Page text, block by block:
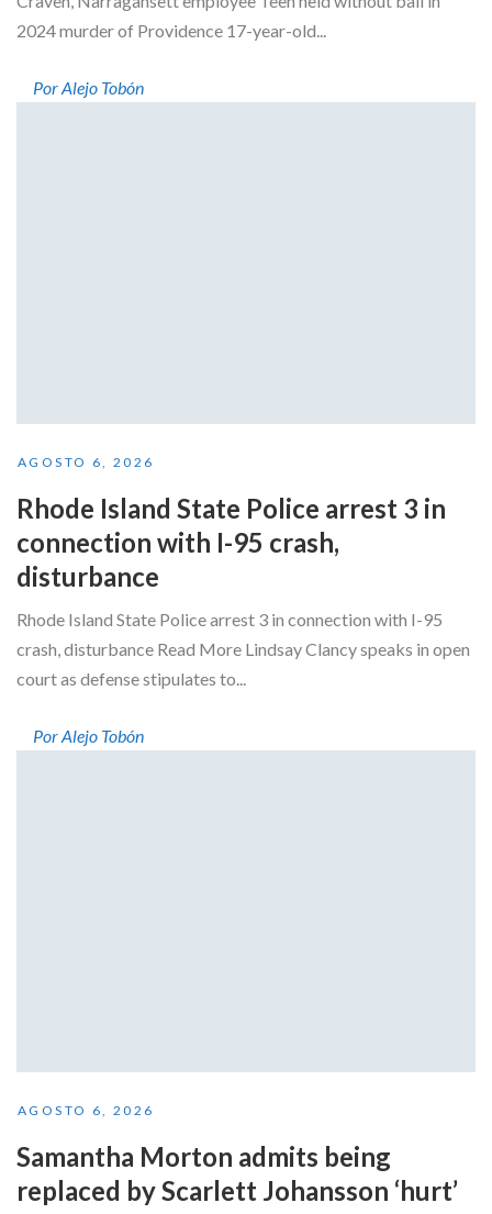
2024 murder of Providence 17-year-old...
Por Alejo Tobón
AGOSTO 6, 2026
Rhode Island State Police arrest 3 in
connection with I-95 crash,
disturbance
Rhode Island State Police arrest 3 in connection with I-95
crash, disturbance Read More Lindsay Clancy speaks in open
court as defense stipulates to...
Por Alejo Tobón
AGOSTO 6, 2026
Samantha Morton admits being
replaced by Scarlett Johansson ‘hurt’